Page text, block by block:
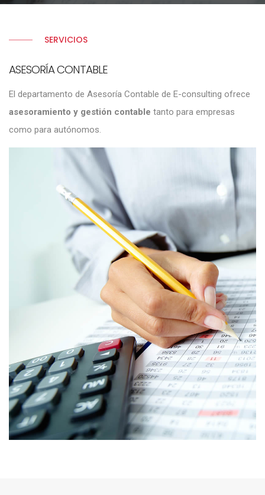
SERVICIOS
ASESORÍA CONTABLE
El departamento de Asesoría Contable de E-consulting ofrece
asesoramiento y gestión contable tanto para empresas
como para autónomos.